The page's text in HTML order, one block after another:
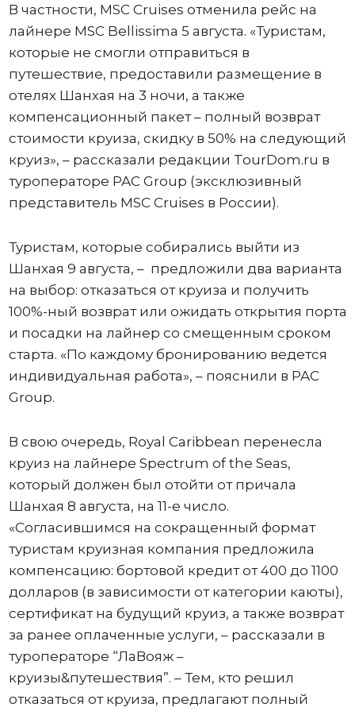
В частности, MSC Cruises отменила рейс на
лайнере MSC Bellissima 5 августа. «Туристам,
которые не смогли отправиться в
путешествие, предоставили размещение в
отелях Шанхая на 3 ночи, а также
компенсационный пакет – полный возврат
стоимости круиза, скидку в 50% на следующий
круиз», – рассказали редакции TourDom.ru в
туроператоре PAC Group (эксклюзивный
представитель MSC Cruises в России).
Туристам, которые собирались выйти из
Шанхая 9 августа, – предложили два варианта
на выбор: отказаться от круиза и получить
100%-ный возврат или ожидать открытия порта
и посадки на лайнер со смещенным сроком
старта. «По каждому бронированию ведется
индивидуальная работа», – пояснили в PAC
Group.
В свою очередь, Royal Caribbean перенесла
круиз на лайнере Spectrum of the Seas,
который должен был отойти от причала
Шанхая 8 августа, на 11-е число.
«Согласившимся на сокращенный формат
туристам круизная компания предложила
компенсацию: бортовой кредит от 400 до 1100
долларов (в зависимости от категории каюты),
сертификат на будущий круиз, а также возврат
за ранее оплаченные услуги, – рассказали в
туроператоре “ЛаВояж –
круизы&путешествия”. – Тем, кто решил
отказаться от круиза, предлагают полный